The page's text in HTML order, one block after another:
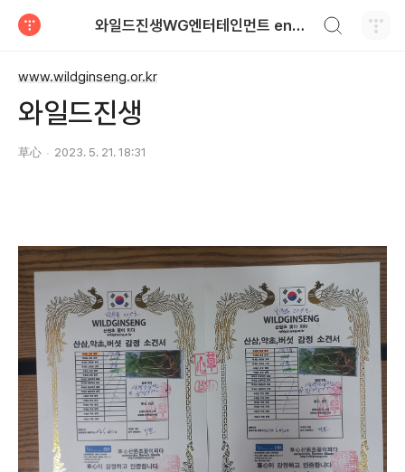
와일드진생WG엔터테인먼트 entertainment
www.wildginseng.or.kr
와일드진생
草心 2023. 5. 21. 18:31